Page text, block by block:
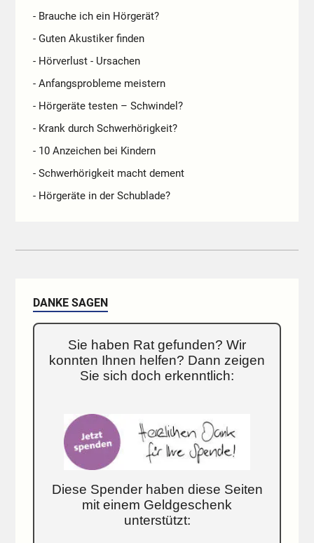
- Brauche ich ein Hörgerät?
- Guten Akustiker finden
- Hörverlust - Ursachen
- Anfangsprobleme meistern
- Hörgeräte testen – Schwindel?
- Krank durch Schwerhörigkeit?
- 10 Anzeichen bei Kindern
- Schwerhörigkeit macht dement
- Hörgeräte in der Schublade?
DANKE SAGEN
Sie haben Rat gefunden? Wir
konnten Ihnen helfen? Dann zeigen
Sie sich doch erkenntlich:
Diese Spender haben diese Seiten
mit einem Geldgeschenk
unterstützt: